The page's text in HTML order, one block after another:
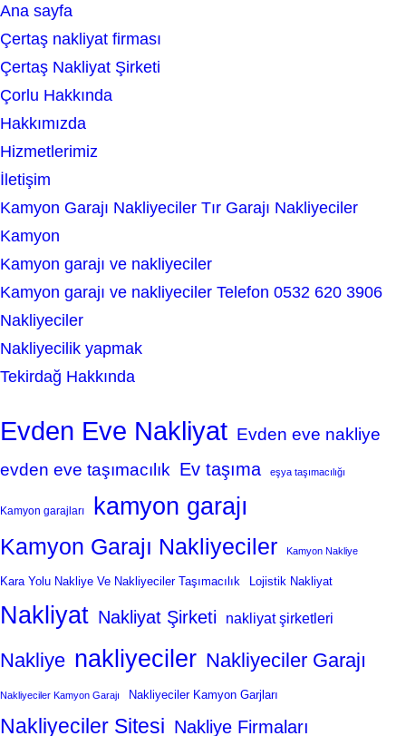
e
a
r
c
h
Ana sayfa
Çertaş nakliyat firması
Çertaş Nakliyat Şirketi
Çorlu Hakkında
Hakkımızda
Hizmetlerimiz
İletişim
Kamyon Garajı Nakliyeciler Tır Garajı Nakliyeciler
Kamyon
Kamyon garajı ve nakliyeciler
Kamyon garajı ve nakliyeciler Telefon 0532 620 3906
Nakliyeciler
Nakliyecilik yapmak
Tekirdağ Hakkında
Evden Eve Nakliyat Evden eve nakliye
evden eve taşımacılık Ev taşıma eşya taşımacılığı
Kamyon garajları kamyon garajı
Kamyon Garajı Nakliyeciler Kamyon Nakliye
Kara Yolu Nakliye Ve Nakliyeciler Taşımacılık Lojistik Nakliyat
Nakliyat Nakliyat Şirketi nakliyat şirketleri
Nakliye nakliyeciler Nakliyeciler Garajı
Nakliyeciler Kamyon Garajı Nakliyeciler Kamyon Garjları
Nakliyeciler Sitesi Nakliye Firmaları